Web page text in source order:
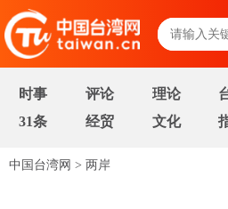
时事 评论 理论
31条
经贸 文化
中国台湾网 > 两岸